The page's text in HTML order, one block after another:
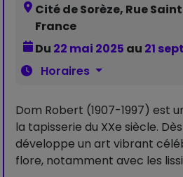
Cité de Sorèze, Rue
France
Du 22 mai 2025 au 21
Horaires
Dom Robert (1907-1997) est
la tapisserie du XXe siècle.
développe un art vibrant
flore, notamment avec les